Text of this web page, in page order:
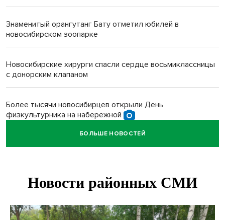
Знаменитый орангутанг Бату отметил юбилей в
новосибирском зоопарке
Новосибирские хирурги спасли сердце восьмиклассницы
с донорским клапаном
Более тысячи новосибирцев открыли День
физкультурника на набережной
Губернатор Андрей Травников подравил новосибирцев с
Семь рейсов за сутки отменили в новосибирском
БОЛЬШЕ НОВОСТЕЙ